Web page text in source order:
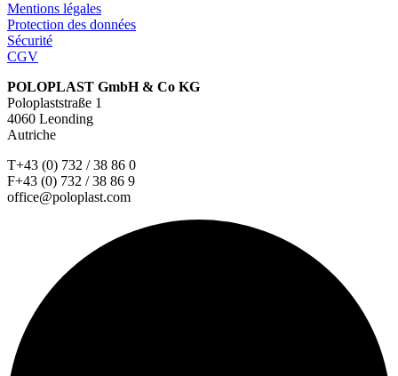
Mentions légales
Protection des données
Sécurité
CGV
POLOPLAST GmbH & Co KG
Poloplaststraße 1
4060 Leonding
Autriche
T+43 (0) 732 / 38 86 0
F+43 (0) 732 / 38 86 9
office@poloplast.com